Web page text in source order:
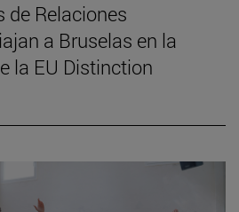
de Relaciones
a Bruselas en la
la EU Distinction